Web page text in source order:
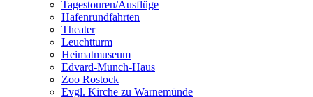
Tagestouren/Ausflüge
Hafenrundfahrten
Theater
Leuchtturm
Heimatmuseum
Edvard-Munch-Haus
Zoo Rostock
Evgl. Kirche zu Warnemünde